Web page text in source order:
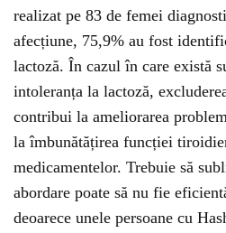
realizat pe 83 de femei
afecțiune, 75,9% au fost
lactoză. În cazul în care există
intoleranța la lactoză,
contribui la ameliorarea
la îmbunătățirea funcției
medicamentelor. Trebuie să
abordare poate să nu fie
deoarece unele persoane cu